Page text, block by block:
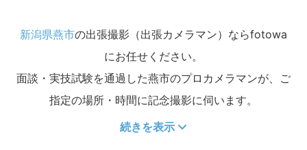
新潟県燕市の出張撮影（出張カメラマン）ならfotowa
にお任せください。
面談・実技試験を通過した燕市のプロカメラマンが、ご
指定の場所・時間に記念撮影に伺います。
続きを表示